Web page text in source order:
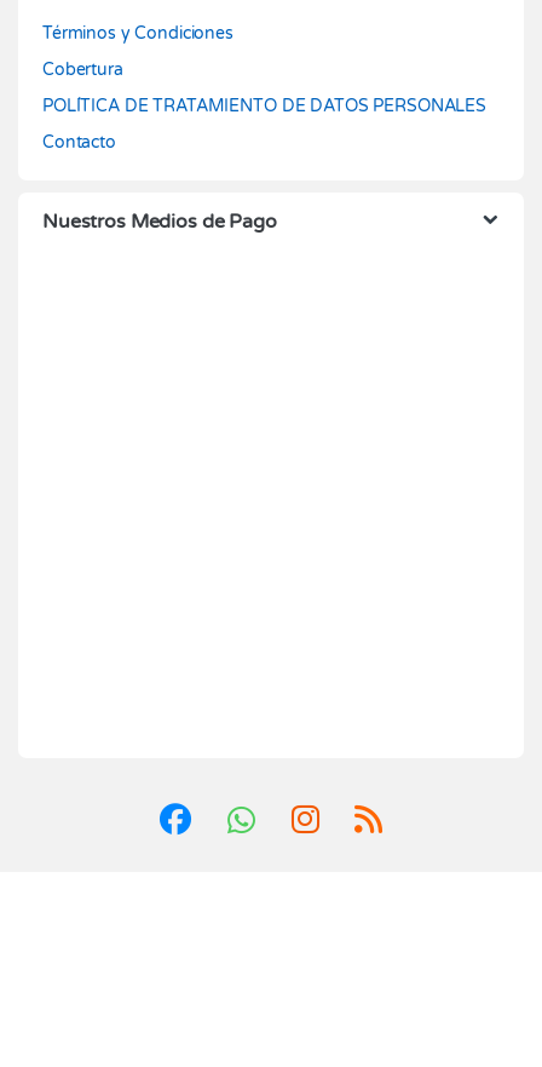
Términos y Condiciones
Cobertura
POLÍTICA DE TRATAMIENTO DE DATOS PERSONALES
Contacto
Nuestros Medios de Pago